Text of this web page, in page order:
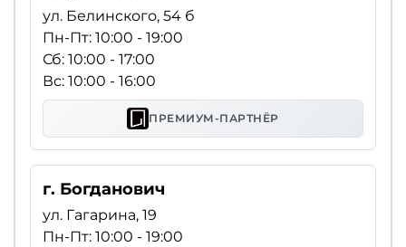
ул. Белинского, 54 б
Пн-Пт: 10:00 - 19:00
Сб: 10:00 - 17:00
Вс: 10:00 - 16:00
ПРЕМИУМ-ПАРТНЁР
г. Богданович
ул. Гагарина, 19
Пн-Пт: 10:00 - 19:00